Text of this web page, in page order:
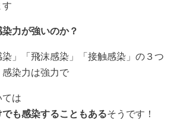
す
力が強いのか？
」「飛沫感染」「接触感染」の３つ
染力は強力で
ては
も感染することもあるそうです！